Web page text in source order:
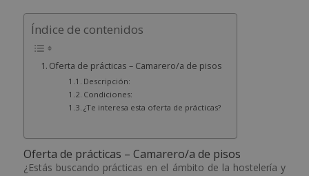
Índice de contenidos
Oferta de prácticas – Camarero/a de pisos
Descripción:
Condiciones:
¿Te interesa esta oferta de prácticas?
Oferta de prácticas – Camarero/a de pisos
¿Estás buscando prácticas en el ámbito de la hostelería y